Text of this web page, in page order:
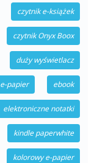
czytnik e-książek
czytnik Onyx Boox
duży wyświetlacz
e-papier ebook
elektroniczne notatki
kindle paperwhite
kolorowy e-papier